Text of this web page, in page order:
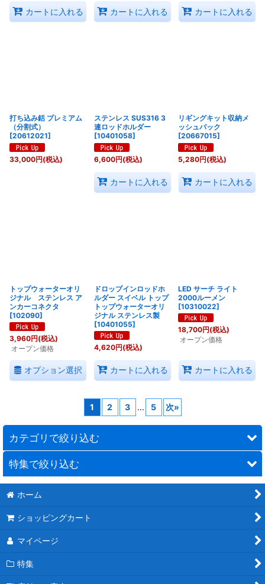
カートに入れる カートに入れる カートに入れる
打ち込み銛 プレミアム
（分割式）
[20612021]
33,000円(税込)
ステンレス SUS316 3
連ロッドホルダー
[10401058]
6,600円(税込)
カートに入れる
リギングキット収納メ
ッシュバック
[20667015]
5,280円(税込)
カートに入れる
トップウォーターオリ
ジナル ステンレス ア
ンカーコネクタ
[102090]
3,960円(税込)
オープン価格
オプション選択
ドロップインロッドホ
ルダー スイベル トップ
トップウォーターオリ
ジナル ステンレス製
[10401055]
4,620円(税込)
カートに入れる
LED サーチ ライト
2000ルーメン
[10310022]
18,700円(税込)
オープン価格
カートに入れる
1 2 3 ... 5 次»
カテゴリで絞り込む
ボートフェンダー（防舷材）、エアーフェンダー（空気式防舷
特集で絞り込む
カスタムデザイン EVAチークフロアマット 販売のご案内
EVAチークフロアマット 特注施工例
ボート用洗剤の選び方＆使い方
ホーム
ショッピングカート
マイページ
特集